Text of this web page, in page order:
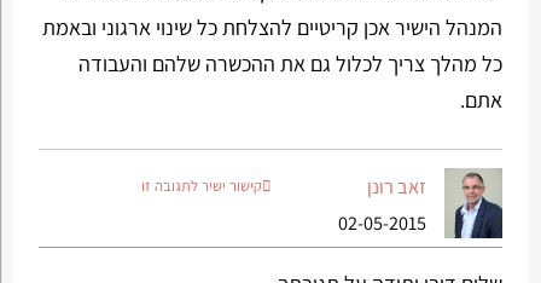
המנהל הישיר אכן קריטיים להצלחת כל שינוי ארגוני ובאמת
כל מהלך צריך לכלול גם את ההכשרה שלהם והעבודה
אתם.
זאב רונן
02-05-2015
קישור ישיר לתגובה זו